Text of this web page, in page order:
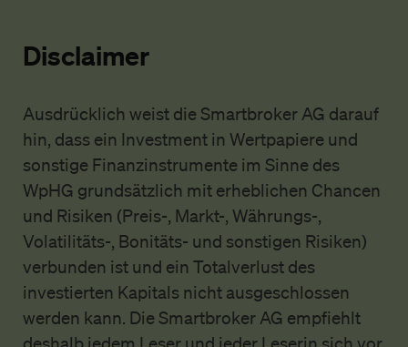
Disclaimer
Ausdrücklich weist die Smartbroker AG darauf
hin, dass ein Investment in Wertpapiere und
sonstige Finanzinstrumente im Sinne des
WpHG grundsätzlich mit erheblichen Chancen
und Risiken (Preis-, Markt-, Währungs-,
Volatilitäts-, Bonitäts- und sonstigen Risiken)
verbunden ist und ein Totalverlust des
investierten Kapitals nicht ausgeschlossen
werden kann. Die Smartbroker AG empfiehlt